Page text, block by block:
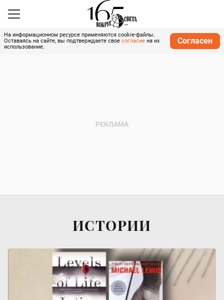
На информационном ресурсе применяются cookie-файлы.
Оставаясь на сайте, вы подтверждаете свое согласие на их
использование.
Согласен
ИСТОРИИ